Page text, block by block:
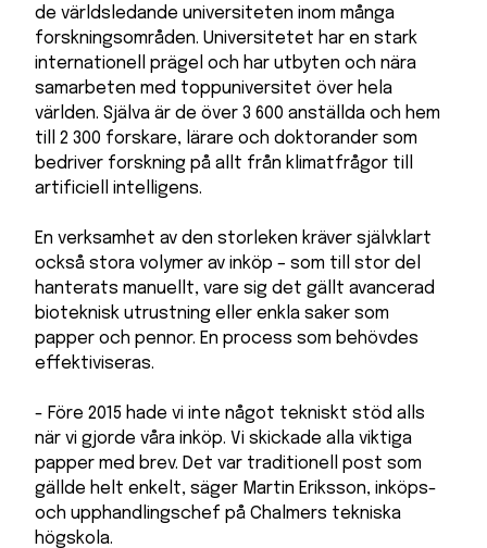
de världsledande universiteten inom många
forskningsområden. Universitetet har en stark
internationell prägel och har utbyten och nära
samarbeten med toppuniversitet över hela
världen. Själva är de över 3 600 anställda och hem
till 2 300 forskare, lärare och doktorander som
bedriver forskning på allt från klimatfrågor till
artificiell intelligens.
En verksamhet av den storleken kräver självklart
också stora volymer av inköp – som till stor del
hanterats manuellt, vare sig det gällt avancerad
bioteknisk utrustning eller enkla saker som
papper och pennor. En process som behövdes
effektiviseras.
- Före 2015 hade vi inte något tekniskt stöd alls
när vi gjorde våra inköp. Vi skickade alla viktiga
papper med brev. Det var traditionell post som
gällde helt enkelt, säger Martin Eriksson, inköps-
och upphandlingschef på Chalmers tekniska
högskola.